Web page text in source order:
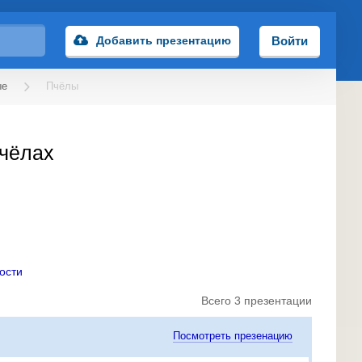
Добавить презентацию Войти
Пчёлы
Всего 3 презентации
Посмотреть презенацию